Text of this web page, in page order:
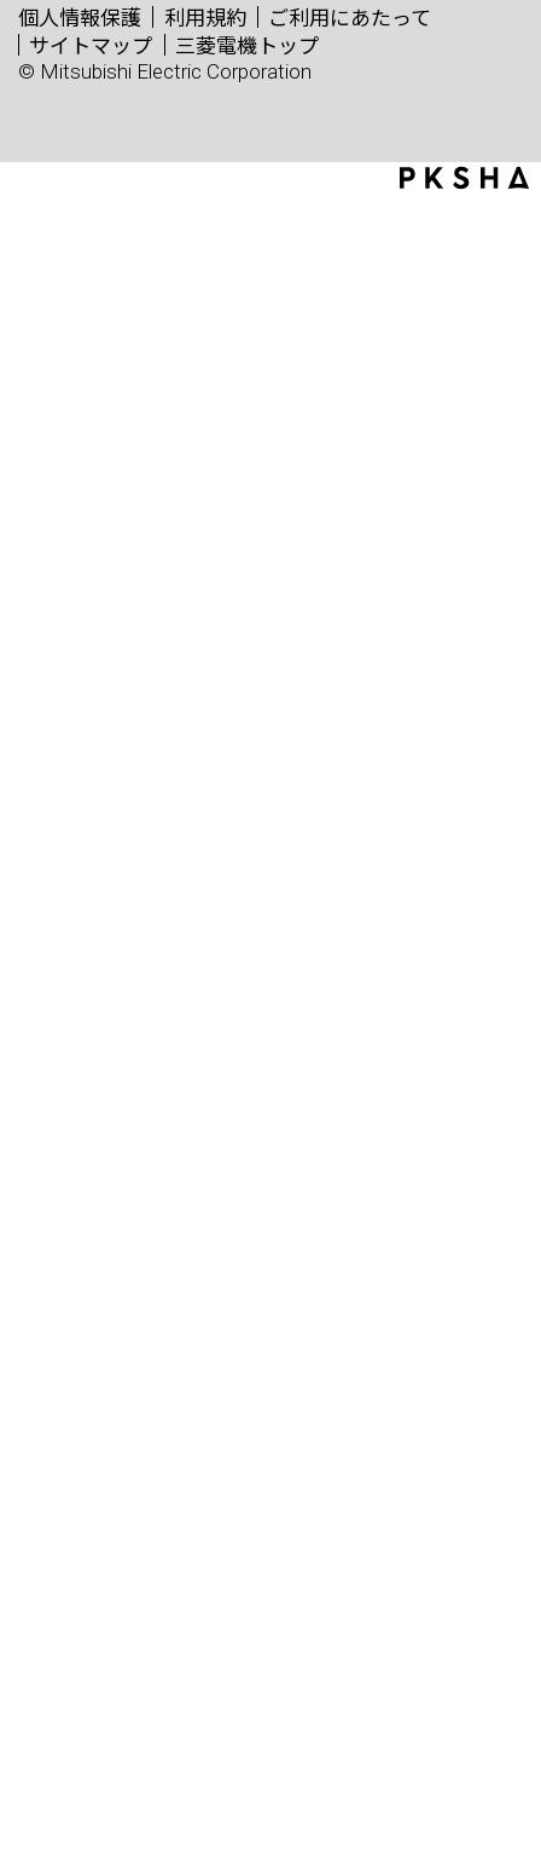
個人情報保護 利用規約
ご利用にあたって
サイトマップ
三菱電機トップ
© Mitsubishi Electric Corporation